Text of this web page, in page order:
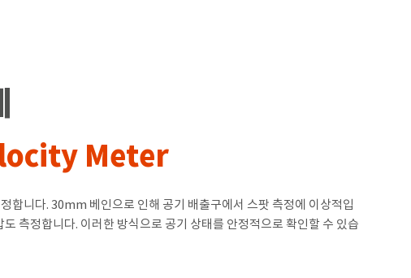
Meter
합니다. 30mm 베인으로 인해 공기 배출구에서 스팟 측정에 이상적입
측정합니다. 이러한 방식으로 공기 상태를 안정적으로 확인할 수 있습